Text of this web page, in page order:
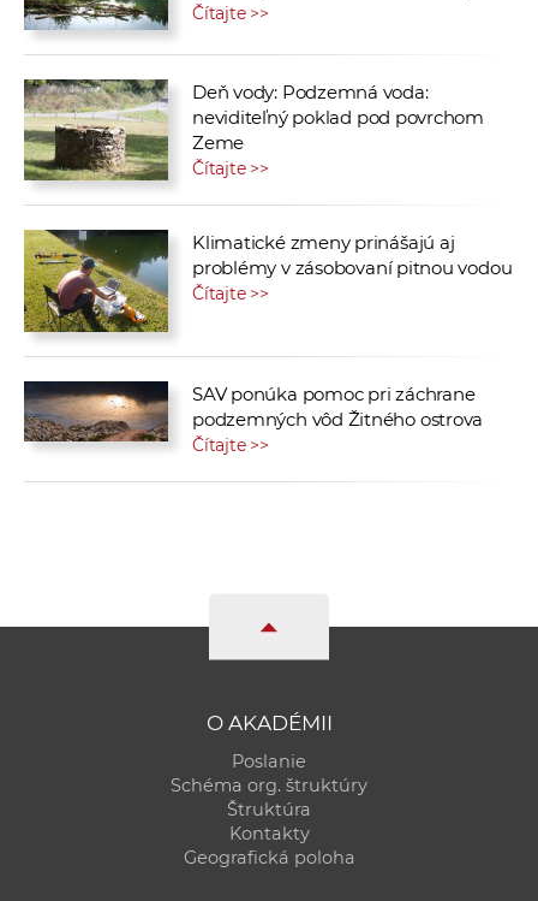
Čítajte >>
Deň vody: Podzemná voda:
neviditeľný poklad pod povrchom
Zeme
Čítajte >>
Klimatické zmeny prinášajú aj
problémy v zásobovaní pitnou vodou
Čítajte >>
SAV ponúka pomoc pri záchrane
podzemných vôd Žitného ostrova
Čítajte >>
O AKADÉMII
Poslanie
Schéma org. štruktúry
Štruktúra
Kontakty
Geografická poloha